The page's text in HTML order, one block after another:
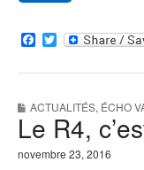
F
a
c
o
o
k
T
w
i
e
r
ACTUALITÉS, ÉCHO
Le R4,
novembre 23, 2016